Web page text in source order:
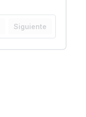
Siguiente